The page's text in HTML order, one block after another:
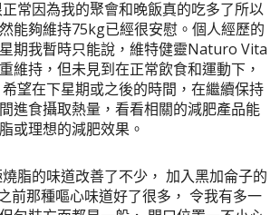
常因為我的聚會和晚飯真的吃多了所以
能夠維持75kg已經很安慰。個人經歷的
期我暫時只能說，維特健靈Naturo Vita
維持，但未見到在正常飲食和運動下，
望在下星期或之後的時間，在繼續保持
進食攝取熱量，看看相關的減肥產品能
或理想的減肥效果。
脂的味道改善了不少， 加入黑加侖子的
前那種嘔心味道好了很多， 令我有多一